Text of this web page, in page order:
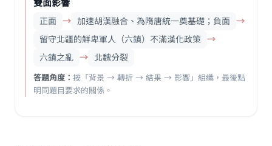
雙面影響
正面 → 加速胡漢融合、為隋唐統一奠基礎；負面 →
留守北疆的鮮卑軍人（六鎮）不滿漢化政策 →
六鎮之亂 → 北魏分裂
答題角度： 按「背景 → 轉折 → 結果 → 影響」組織，最後點
明同題目要求的關係。